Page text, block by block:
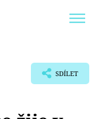
SDÍLET